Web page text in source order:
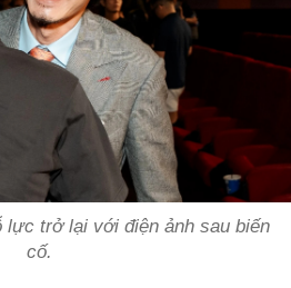
lực trở lại với điện ảnh sau biến
cố.